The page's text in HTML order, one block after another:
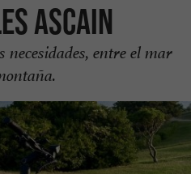
ASCAIN
entre el mar